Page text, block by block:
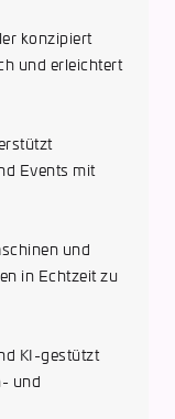
konzipiert
und erleichtert
Events mit
und
in Echtzeit zu
KI-gestützt
und